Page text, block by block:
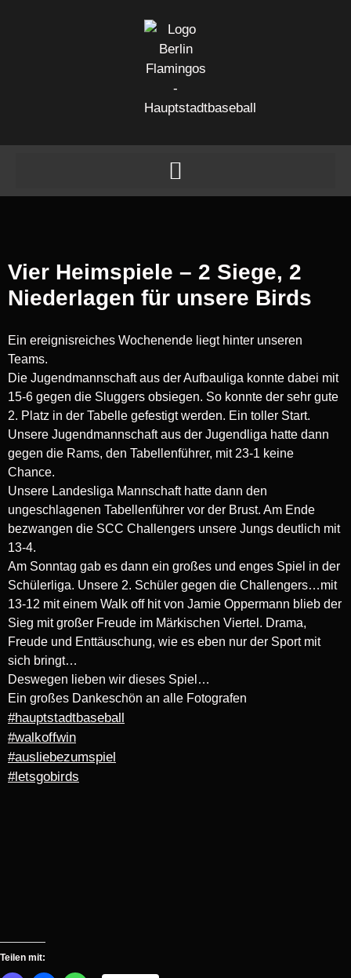
Vier Heimspiele – 2 Siege, 2
Niederlagen für unsere Birds
Ein ereignisreiches Wochenende liegt hinter unseren
Teams.
Die Jugendmannschaft aus der Aufbauliga konnte dabei mit
15-6 gegen die Sluggers obsiegen. So konnte der sehr gute
2. Platz in der Tabelle gefestigt werden. Ein toller Start.
Unsere Jugendmannschaft aus der Jugendliga hatte dann
gegen die Rams, den Tabellenführer, mit 23-1 keine
Chance.
Unsere Landesliga Mannschaft hatte dann den
ungeschlagenen Tabellenführer vor der Brust. Am Ende
bezwangen die SCC Challengers unsere Jungs deutlich mit
13-4.
Am Sonntag gab es dann ein großes und enges Spiel in der
Schülerliga. Unsere 2. Schüler gegen die Challengers…mit
13-12 mit einem Walk off hit von Jamie Oppermann blieb der
Sieg mit großer Freude im Märkischen Viertel. Drama,
Freude und Enttäuschung, wie es eben nur der Sport mit
sich bringt…
Deswegen lieben wir dieses Spiel…
Ein großes Dankeschön an alle Fotografen
#hauptstadtbaseball
#walkoffwin
#ausliebezumspiel
#letsgobirds
Teilen mit: